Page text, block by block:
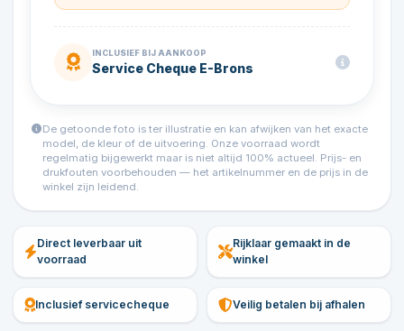
INCLUSIEF BIJ AANKOOP
Service Cheque E-Brons
De getoonde foto is ter illustratie en kan afwijken van het exacte
model, de kleur of de uitvoering. Onze voorraad wordt
regelmatig bijgewerkt maar is niet altijd 100% actueel. Prijs- en
drukfouten voorbehouden — het artikelnummer en de prijs in de
winkel zijn leidend.
Direct leverbaar uit
voorraad
Rijklaar gemaakt in de
winkel
Inclusief servicecheque Veilig betalen bij afhalen